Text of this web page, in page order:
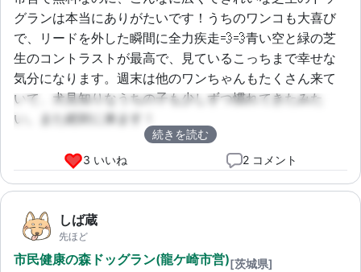
グランは本当にありがたいです！うちのワンコも大喜び
で、リードを外した瞬間に全力疾走💨💨青い空と緑の芝
生のコントラストが最高で、見ているこっちまで幸せな
気分になります。週末は他のワンちゃんもたくさん来て
いて、犬見知りなうちの子も少しずつ慣れてきたみた
い。また絶対に来ます！
続きを読む
3 いいね
2 コメント
しば蔵
先ほど
市民健康の森ドッグラン(龍ケ崎市営)[茨城県]